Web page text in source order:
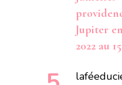
Jupiter
2022 au